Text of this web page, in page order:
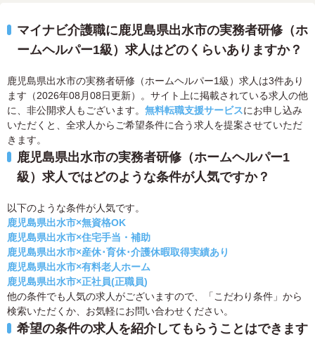
マイナビ介護職に鹿児島県出水市の実務者研修（ホ
ームヘルパー1級）求人はどのくらいありますか？
鹿児島県出水市の実務者研修（ホームヘルパー1級）求人は3件あり
ます（2026年08月08日更新）。サイト上に掲載されている求人の他
に、非公開求人もございます。 無料転職支援サービスにお申し込み
いただくと、全求人からご希望条件に合う求人を提案させていただ
きます。
鹿児島県出水市の実務者研修（ホームヘルパー1
級）求人ではどのような条件が人気ですか？
以下のような条件が人気です。
鹿児島県出水市×無資格OK
鹿児島県出水市×住宅手当・補助
鹿児島県出水市×産休･育休･介護休暇取得実績あり
鹿児島県出水市×有料老人ホーム
鹿児島県出水市×正社員(正職員)
他の条件でも人気の求人がございますので、「こだわり条件」から
検索いただくか、お気軽にお問い合わせください。
希望の条件の求人を紹介してもらうことはできます